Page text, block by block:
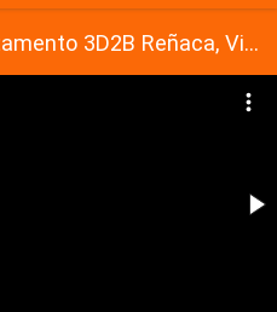
VENDE DUEÑO: Departamento 3D2B Reñaca, Viña del Mar/quincho privado, 2 estacionamientos.